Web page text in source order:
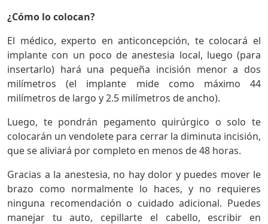
¿Cómo lo colocan?
El médico, experto en anticoncepción, te colocará el
implante con un poco de anestesia local, luego (para
insertarlo) hará una pequeña incisión menor a dos
milímetros (el implante mide como máximo 44
milímetros de largo y 2.5 milímetros de ancho).
Luego, te pondrán pegamento quirúrgico o solo te
colocarán un vendolete para cerrar la diminuta incisión,
que se aliviará por completo en menos de 48 horas.
Gracias a la anestesia, no hay dolor y puedes mover le
brazo como normalmente lo haces, y no requieres
ninguna recomendación o cuidado adicional. Puedes
manejar tu auto, cepillarte el cabello, escribir en